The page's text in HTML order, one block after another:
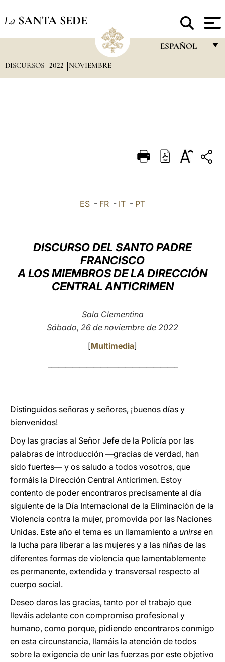
La SANTA SEDE
ESPAÑOL
DEUTSCH
LATINE
DISCURSOS 2022 NOVIEMBRE
ES - FR - IT - PT
DISCURSO DEL SANTO PADRE
FRANCISCO
A LOS MIEMBROS DE LA DIRECCIÓN
CENTRAL ANTICRIMEN
Sala Clementina
Sábado, 26 de noviembre de 2022
[Multimedia]
Distinguidos señoras y señores, ¡buenos días y
bienvenidos!
Doy las gracias al Señor Jefe de la Policía por las
palabras de introducción —gracias de verdad, han
sido fuertes— y os saludo a todos vosotros, que
formáis la Dirección Central Anticrimen. Estoy
contento de poder encontraros precisamente al día
siguiente de la Día Internacional de la Eliminación de la
Violencia contra la mujer, promovida por las Naciones
Unidas. Este año el tema es un llamamiento a unirse en
la lucha para liberar a las mujeres y a las niñas de las
diferentes formas de violencia que lamentablemente
es permanente, extendida y transversal respecto al
cuerpo social.
Deseo daros las gracias, tanto por el trabajo que
lleváis adelante con compromiso profesional y
humano, como porque, pidiendo encontraros conmigo
en esta circunstancia, llamáis la atención de todos
sobre la exigencia de unir las fuerzas por este objetivo